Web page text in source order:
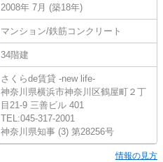
2008年 7月 (築18年)
マンション/鉄筋コンクリート
34階建
さくらde賃貸 -new life-
神奈川県横浜市神奈川区鶴屋町２丁
目21-9 三善ビル 401
TEL:045-317-2001
神奈川県知事 (3) 第28256号
情報の見方